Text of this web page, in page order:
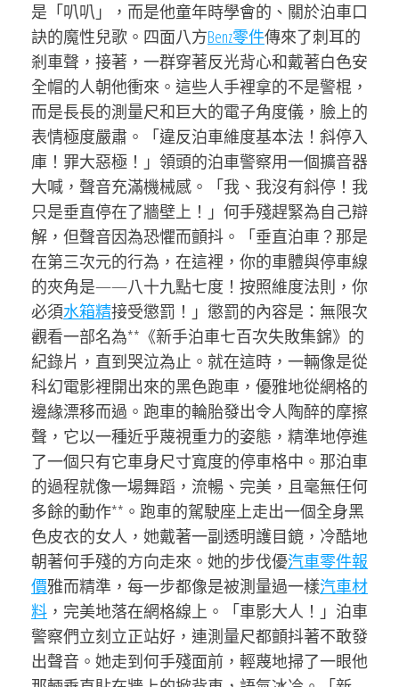
是「叭叭」，而是他童年時學會的、關於泊車口
訣的魔性兒歌。四面八方Benz零件傳來了刺耳的
剎車聲，接著，一群穿著反光背心和戴著白色安
全帽的人朝他衝來。這些人手裡拿的不是警棍，
而是長長的測量尺和巨大的電子角度儀，臉上的
表情極度嚴肅。「違反泊車維度基本法！斜停入
庫！罪大惡極！」領頭的泊車警察用一個擴音器
大喊，聲音充滿機械感。「我、我沒有斜停！我
只是垂直停在了牆壁上！」何手殘趕緊為自己辯
解，但聲音因為恐懼而顫抖。「垂直泊車？那是
在第三次元的行為，在這裡，你的車體與停車線
的夾角是——八十九點七度！按照維度法則，你
必須水箱精接受懲罰！」懲罰的內容是：無限次
觀看一部名為**《新手泊車七百次失敗集錦》的
紀錄片，直到哭泣為止。就在這時，一輛像是從
科幻電影裡開出來的黑色跑車，優雅地從網格的
邊緣漂移而過。跑車的輪胎發出令人陶醉的摩擦
聲，它以一種近乎蔑視重力的姿態，精準地停進
了一個只有它車身尺寸寬度的停車格中。那泊車
的過程就像一場舞蹈，流暢、完美，且毫無任何
多餘的動作**。跑車的駕駛座上走出一個全身黑
色皮衣的女人，她戴著一副透明護目鏡，冷酷地
朝著何手殘的方向走來。她的步伐優汽車零件報
價雅而精準，每一步都像是被測量過一樣汽車材
料 ，完美地落在網格線上。「車影大人！」泊車
警察們立刻立正站好，連測量尺都顫抖著不敢發
出聲音。她走到何手殘面前，輕蔑地掃了一眼他